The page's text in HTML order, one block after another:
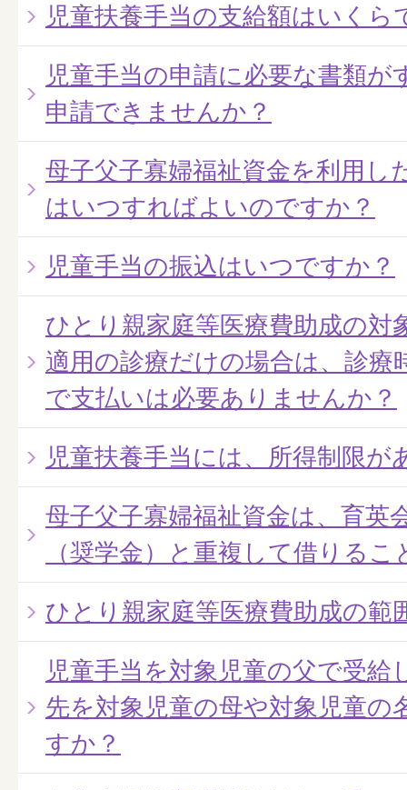
児童扶養手当の支給額はいくら
児童手当の申請に必要な書類
申請できませんか？
母子父子寡婦福祉資金を利用し
はいつすればよいのですか？
児童手当の振込はいつですか？
ひとり親家庭等医療費助成の対
適用の診療だけの場合は、診療
で支払いは必要ありませんか？
児童扶養手当には、所得制限が
母子父子寡婦福祉資金は、育英
（奨学金）と重複して借りる
ひとり親家庭等医療費助成の範
児童手当を対象児童の父で受給
先を対象児童の母や対象児童の
すか？